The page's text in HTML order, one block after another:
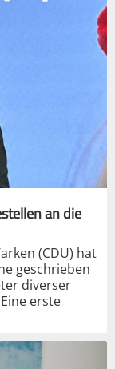
an die
(CDU) hat
geschrieben
diverser
erste